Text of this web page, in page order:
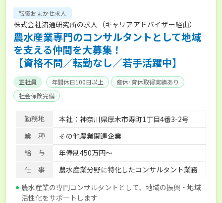
転職おまかせ求人
株式会社流通研究所の求人（キャリアアドバイザー経由）
農水産業専門のコンサルタントとして地域
を支える仲間を大募集！
【資格不問／転勤なし／若手活躍中】
正社員 年間休日100日以上
産休･育休取得実績あり
社会保険完備
勤務地
本社：神奈川県厚木市寿町1丁目4番3-2号
業 種
その他農業関連企業
給 与
年俸制450万円～
仕 事
農水産業分野に特化したコンサルタント業務
農水産業の専門コンサルタントとして、地域の振興・地域
活性化をサポートします